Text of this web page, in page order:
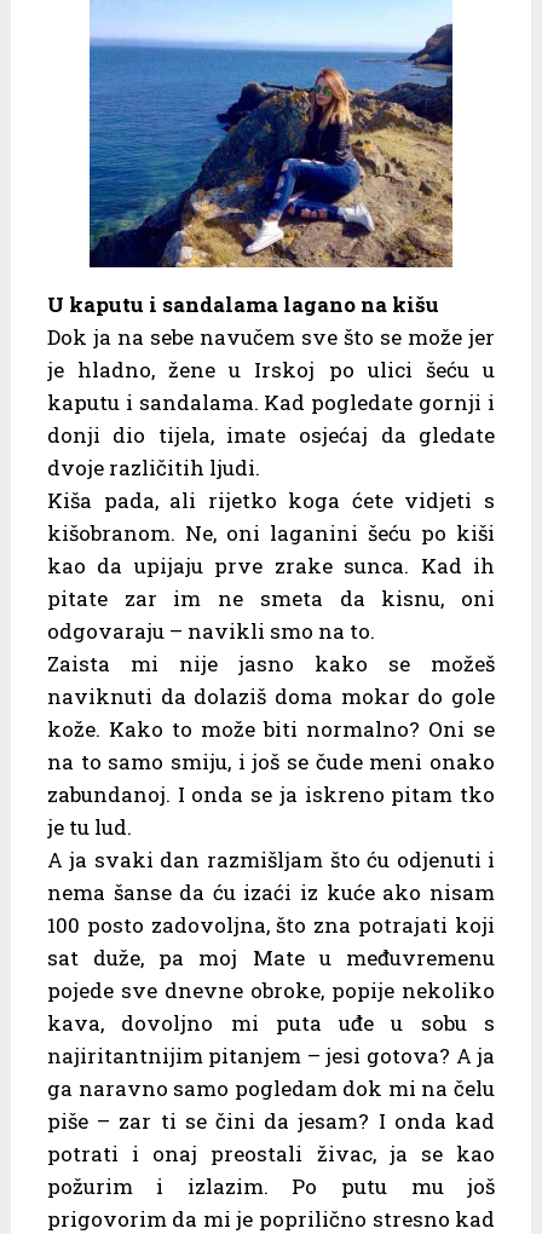
U kaputu i sandalama lagano na kišu
Dok ja na sebe navučem sve što se može jer
je hladno, žene u Irskoj po ulici šeću u
kaputu i sandalama. Kad pogledate gornji i
donji dio tijela, imate osjećaj da gledate
dvoje različitih ljudi.
Kiša pada, ali rijetko koga ćete vidjeti s
kišobranom. Ne, oni laganini šeću po kiši
kao da upijaju prve zrake sunca. Kad ih
pitate zar im ne smeta da kisnu, oni
odgovaraju – navikli smo na to.
Zaista mi nije jasno kako se možeš
naviknuti da dolaziš doma mokar do gole
kože. Kako to može biti normalno? Oni se
na to samo smiju, i još se čude meni onako
zabundanoj. I onda se ja iskreno pitam tko
je tu lud.
A ja svaki dan razmišljam što ću odjenuti i
nema šanse da ću izaći iz kuće ako nisam
100 posto zadovoljna, što zna potrajati koji
sat duže, pa moj Mate u međuvremenu
pojede sve dnevne obroke, popije nekoliko
kava, dovoljno mi puta uđe u sobu s
najiritantnijim pitanjem – jesi gotova? A ja
ga naravno samo pogledam dok mi na čelu
piše – zar ti se čini da jesam? I onda kad
potrati i onaj preostali živac, ja se kao
požurim i izlazim. Po putu mu još
prigovorim da mi je poprilično stresno kad